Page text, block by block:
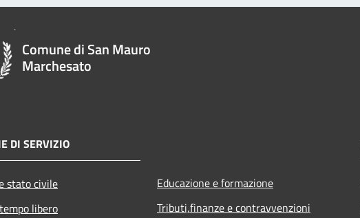
Comune di San Mauro
Marchesato
DI SERVIZIO
stato civile
libero
Educazione e formazione
Tributi,finanze e contravvenzioni